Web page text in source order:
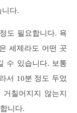
니다.
도 필요합니다. 욕
세제라도 어떤 곳
수 있습니다. 보통
서 10분 정도 두었
칠어지지 않는지
니다.